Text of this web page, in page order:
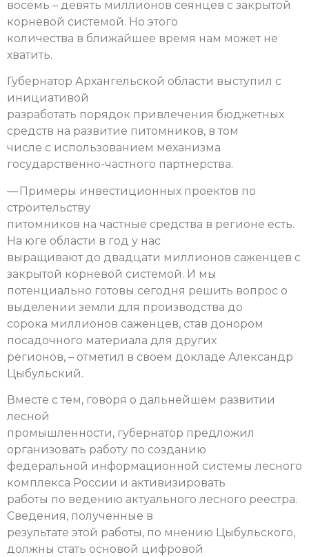
восемь – девять миллионов сеянцев с закрытой
корневой системой. Но этого
количества в ближайшее время нам может не
хватить.
Губернатор Архангельской области выступил с
инициативой
разработать порядок привлечения бюджетных
средств на развитие питомников, в том
числе с использованием механизма
государственно-частного партнерства.
— Примеры инвестиционных проектов по
строительству
питомников на частные средства в регионе есть.
На юге области в год у нас
выращивают до двадцати миллионов саженцев с
закрытой корневой системой. И мы
потенциально готовы сегодня решить вопрос о
выделении земли для производства до
сорока миллионов саженцев, став донором
посадочного материала для других
регионов, – отметил в своем докладе Александр
Цыбульский.
Вместе с тем, говоря о дальнейшем развитии
лесной
промышленности, губернатор предложил
организовать работу по созданию
федеральной информационной системы лесного
комплекса России и активизировать
работы по ведению актуального лесного реестра.
Сведения, полученные в
результате этой работы, по мнению Цыбульского,
должны стать основой цифровой